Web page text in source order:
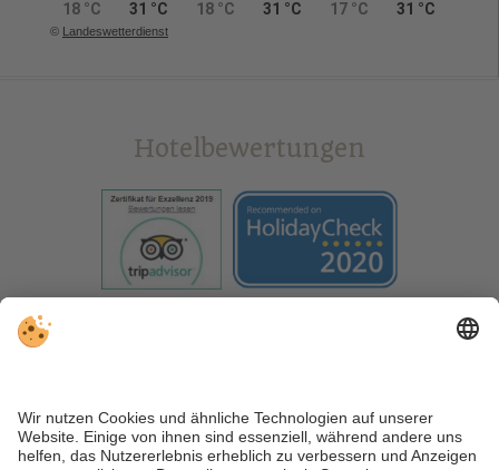
© Landeswetterdienst
18 °C 31 °C 18 °C 31 °C 17 °C 31 °C
Hotelbewertungen